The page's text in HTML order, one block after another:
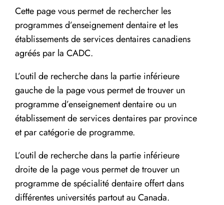
Cette page vous permet de rechercher les
programmes d’enseignement dentaire et les
établissements de services dentaires canadiens
agréés par la CADC.
L’outil de recherche dans la partie inférieure
gauche de la page vous permet de trouver un
programme d’enseignement dentaire ou un
établissement de services dentaires par province
et par catégorie de programme.
L’outil de recherche dans la partie inférieure
droite de la page vous permet de trouver un
programme de spécialité dentaire offert dans
différentes universités partout au Canada.